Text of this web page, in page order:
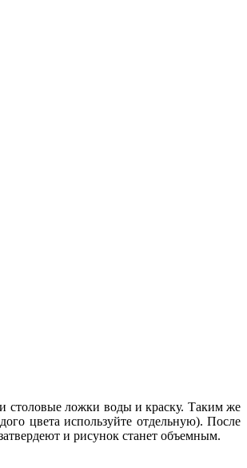
столовые ложки воды и краску. Таким же
цвета используйте отдельную). После
и рисунок станет объемным.